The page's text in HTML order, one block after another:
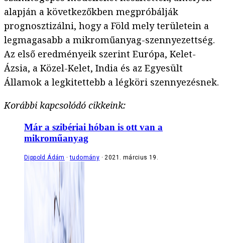
alapján a következőkben megpróbálják
prognosztizálni, hogy a Föld mely területein a
legmagasabb a mikroműanyag-szennyezettség.
Az első eredményeik szerint Európa, Kelet-
Ázsia, a Közel-Kelet, India és az Egyesült
Államok a legkitettebb a légköri szennyezésnek.
Korábbi kapcsolódó cikkeink:
Már a szibériai hóban is ott van a
mikroműanyag
Dippold Ádám tudomány 2021. március 19.